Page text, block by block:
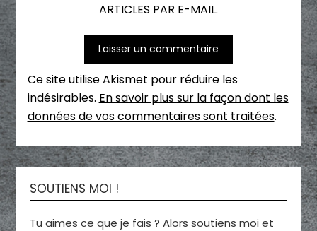
ARTICLES PAR E-MAIL.
Ce site utilise Akismet pour réduire les
indésirables. En savoir plus sur la façon dont les
données de vos commentaires sont traitées.
SOUTIENS MOI !
Tu aimes ce que je fais ? Alors soutiens moi et